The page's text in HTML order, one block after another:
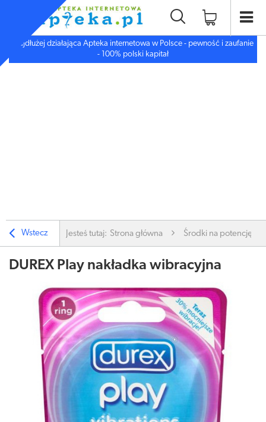
Najdłużej działająca Apteka internetowa w Polsce - pewność i zaufanie
- 100% polski kapitał
Wstecz Jesteś tutaj: Strona główna Środki na potencję i
DUREX Play nakładka wibracyjna